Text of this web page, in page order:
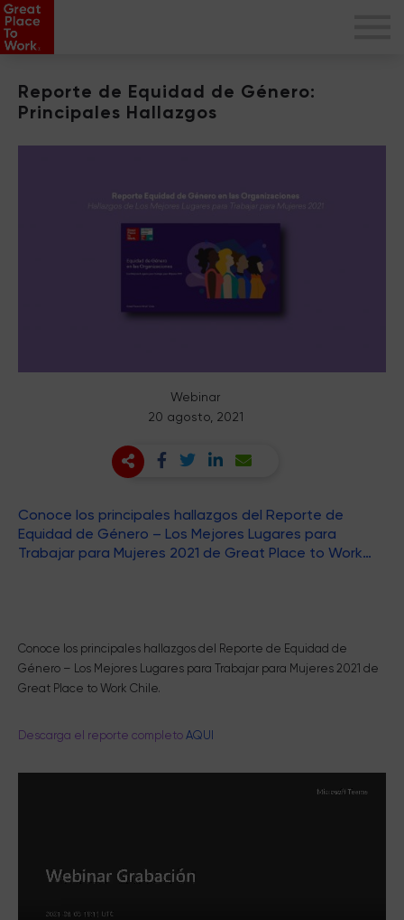
Reporte de Equidad de Género:
Principales Hallazgos
Webinar
20 agosto, 2021
Conoce los principales hallazgos del Reporte de
Equidad de Género – Los Mejores Lugares para
Trabajar para Mujeres 2021 de Great Place to Work…
Conoce los principales hallazgos del Reporte de Equidad de
Género – Los Mejores Lugares para Trabajar para Mujeres 2021 de
Great Place to Work Chile.
Descarga el reporte completo AQUI